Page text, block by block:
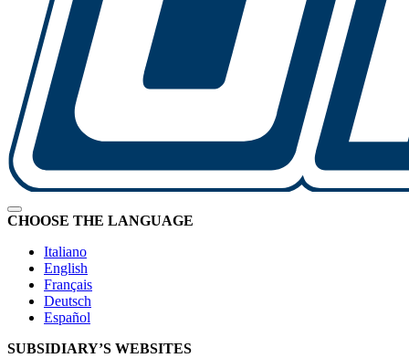
CHOOSE THE LANGUAGE
Italiano
English
Français
Deutsch
Español
SUBSIDIARY’S WEBSITES